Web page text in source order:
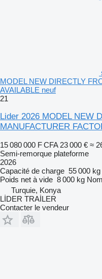
MODEL NEW DIRECTLY
AVAILABLE neuf
21
Lider 2026 MODEL NEW
MANUFACTURER
15 080 000 F CFA 23 000 € ≈
Semi-remorque plateforme
2026
Capacité de charge 55 000 kg
Poids net à vide 8 000 kg
Turquie, Konya
LİDER TRAİLER
Contacter le vendeur